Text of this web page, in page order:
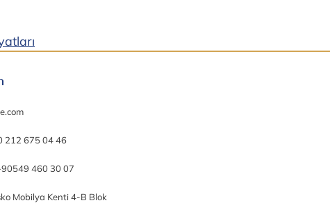
212 675 04 46
460 30 07
Mobilya Kenti 4-B Blok